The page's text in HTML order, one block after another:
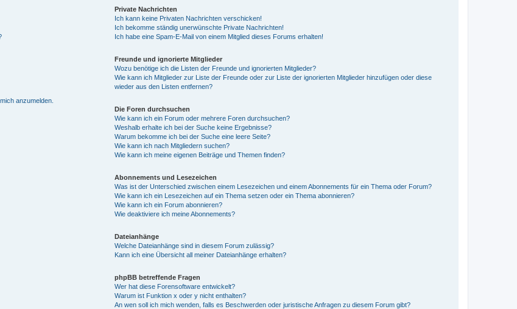
anzumelden.
Private Nachrichten
Ich kann keine Privaten Nachrichten verschicken!
Ich bekomme ständig unerwünschte Private Nachrichten!
Ich habe eine Spam-E-Mail von einem Mitglied dieses Forums erhalten!
Freunde und ignorierte Mitglieder
Wozu benötige ich die Listen der Freunde und ignorierten Mitglieder?
Wie kann ich Mitglieder zur Liste der Freunde oder zur Liste der ignorierten Mitglieder hinzufügen oder diese
wieder aus den Listen entfernen?
Die Foren durchsuchen
Wie kann ich ein Forum oder mehrere Foren durchsuchen?
Weshalb erhalte ich bei der Suche keine Ergebnisse?
Warum bekomme ich bei der Suche eine leere Seite?
Wie kann ich nach Mitgliedern suchen?
Wie kann ich meine eigenen Beiträge und Themen finden?
Abonnements und Lesezeichen
Was ist der Unterschied zwischen einem Lesezeichen und einem Abonnements für ein Thema oder Forum?
Wie kann ich ein Lesezeichen auf ein Thema setzen oder ein Thema abonnieren?
Wie kann ich ein Forum abonnieren?
Wie deaktiviere ich meine Abonnements?
Dateianhänge
Welche Dateianhänge sind in diesem Forum zulässig?
Kann ich eine Übersicht all meiner Dateianhänge erhalten?
phpBB betreffende Fragen
Wer hat diese Forensoftware entwickelt?
Warum ist Funktion x oder y nicht enthalten?
An wen soll ich mich wenden, falls es Beschwerden oder juristische Anfragen zu diesem Forum gibt?